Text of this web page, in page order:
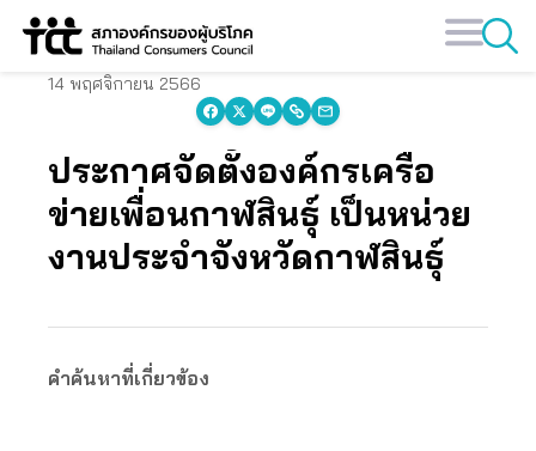
Skip
14 พฤศจิกายน 2566
ประกาศจัดตั้งองค์กรเครือ
ข่ายเพื่อนกาฬสินธุ์ เป็นหน่วย
งานประจำจังหวัดกาฬสินธุ์
คำค้นหาที่เกี่ยวข้อง